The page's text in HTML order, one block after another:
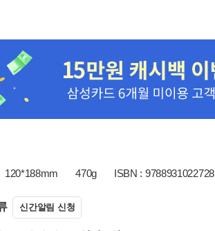
120*188mm 470g ISBN : 9788931022728
신간알림 신청